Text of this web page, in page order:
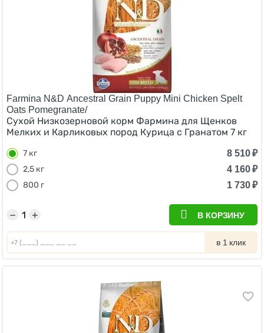
Farmina N&D Ancestral Grain Puppy Mini Chicken Spelt
Oats Pomegranate/
Сухой Низкозерновой корм Фармина для Щенков
Мелких и Карликовых пород Курица с Гранатом 7 кг
7 кг 8 510₽
2,5 кг
4 160₽
800 г
1 730₽
+
− В КОРЗИНУ
в 1 клик